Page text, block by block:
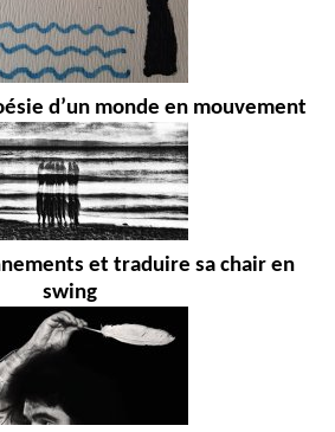
d’un monde en mouvement
et traduire sa chair en
swing